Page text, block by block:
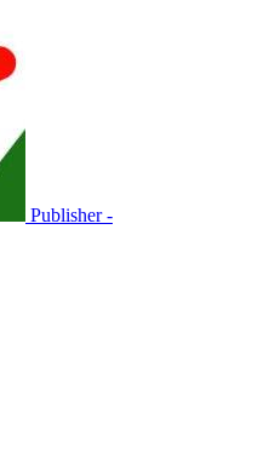
Publisher -